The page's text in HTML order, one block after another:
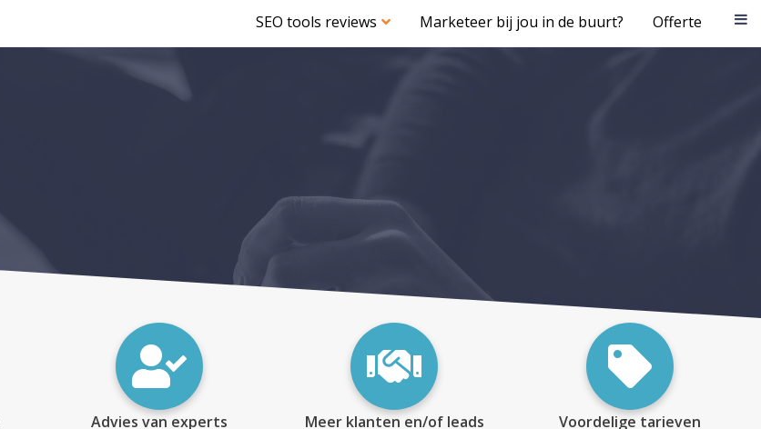
SEO tools reviews Marketeer bij jou in de buurt? Offerte
Advies van experts Meer klanten en/of leads Voordelige tarieven